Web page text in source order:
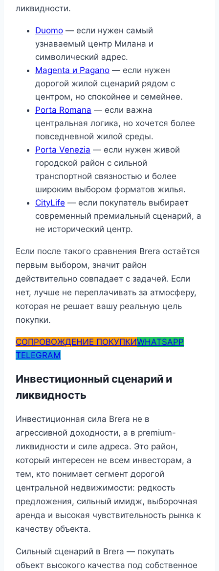
ликвидности.
Duomo — если нужен самый
узнаваемый центр Милана и
символический адрес.
Magenta и Pagano — если нужен
дорогой жилой сценарий рядом с
центром, но спокойнее и семейнее.
Porta Romana — если важна
центральная логика, но хочется более
повседневной жилой среды.
Porta Venezia — если нужен живой
городской район с сильной
транспортной связностью и более
широким выбором форматов жилья.
CityLife — если покупатель выбирает
современный премиальный сценарий, а
не исторический центр.
Если после такого сравнения Brera остаётся
первым выбором, значит район
действительно совпадает с задачей. Если
нет, лучше не переплачивать за атмосферу,
которая не решает вашу реальную цель
покупки.
СОПРОВОЖДЕНИЕ ПОКУПКИWHATSAPP
TELEGRAM
Инвестиционный сценарий и
ликвидность
Инвестиционная сила Brera не в
агрессивной доходности, а в premium-
ликвидности и силе адреса. Это район,
который интересен не всем инвесторам, а
тем, кто понимает сегмент дорогой
центральной недвижимости: редкость
предложения, сильный имидж, выборочная
аренда и высокая чувствительность рынка к
качеству объекта.
Сильный сценарий в Brera — покупать
объект высокого качества под собственное